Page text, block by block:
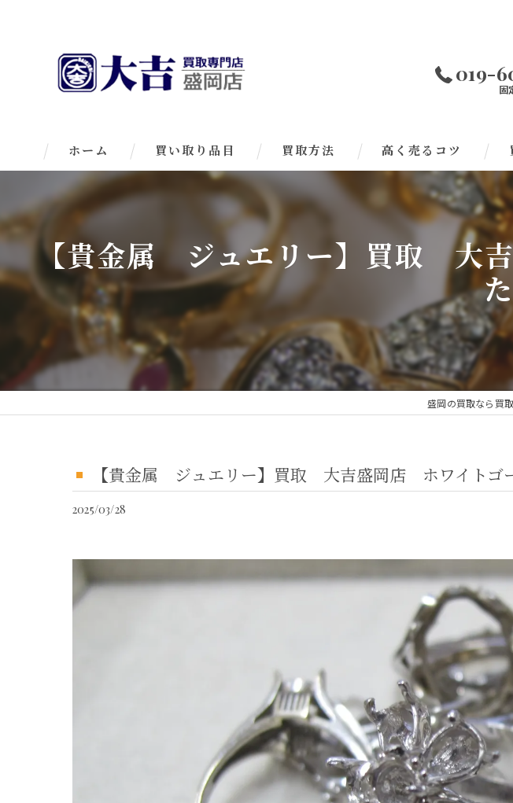
019-
固
ホーム 買い取り品目 買取方法 高く売るコツ
【貴金属 ジュエリー】買取 大
盛岡の買取なら買
【貴金属 ジュエリー】買取 大吉盛岡店 ホワイトゴ
2025/03/28